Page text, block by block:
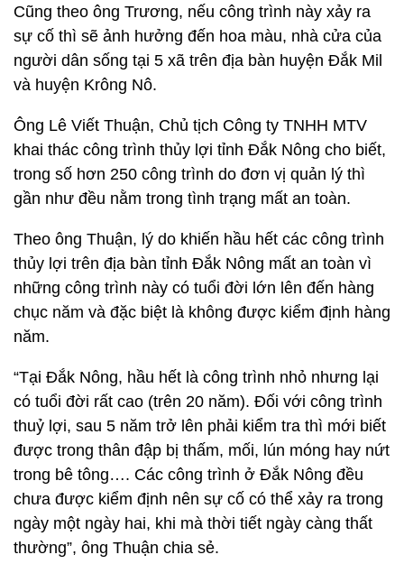
Cũng theo ông Trương, nếu công trình này xảy ra
sự cố thì sẽ ảnh hưởng đến hoa màu, nhà cửa của
người dân sống tại 5 xã trên địa bàn huyện Đắk Mil
và huyện Krông Nô.
Ông Lê Viết Thuận, Chủ tịch Công ty TNHH MTV
khai thác công trình thủy lợi tỉnh Đắk Nông cho biết,
trong số hơn 250 công trình do đơn vị quản lý thì
gần như đều nằm trong tình trạng mất an toàn.
Theo ông Thuận, lý do khiến hầu hết các công trình
thủy lợi trên địa bàn tỉnh Đắk Nông mất an toàn vì
những công trình này có tuổi đời lớn lên đến hàng
chục năm và đặc biệt là không được kiểm định hàng
năm.
“Tại Đắk Nông, hầu hết là công trình nhỏ nhưng lại
có tuổi đời rất cao (trên 20 năm). Đối với công trình
thuỷ lợi, sau 5 năm trở lên phải kiểm tra thì mới biết
được trong thân đập bị thấm, mối, lún móng hay nứt
trong bê tông…. Các công trình ở Đắk Nông đều
chưa được kiểm định nên sự cố có thể xảy ra trong
ngày một ngày hai, khi mà thời tiết ngày càng thất
thường”, ông Thuận chia sẻ.